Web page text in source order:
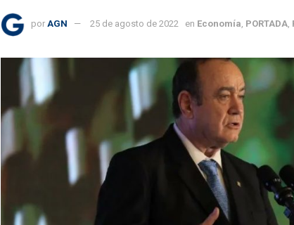
por AGN 25 de agosto de 2022 en Economía, PORTADA,